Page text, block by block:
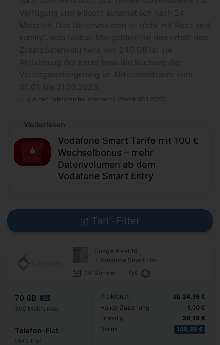
Aus den Fußnoten bei sparhandy (Stand: 30.1.2025)
Weiterlesen
Vodafone Smart Tarife mit 100 €
Wechselbonus – mehr
Datenvolumen ab dem
Vodafone Smart Entry
Tarif-Filter
Google Pixel 10
+ Vodafone Smart Lite
24 Monate
70 GB 5G
300 Mbit/s max.
Telefon-Flat
SMS-Flat
Pro Monat
Handy Zuzahlung
Einmalig
Bonus
ab 34,99 €
1,00 €
39,99 €
139,99 €